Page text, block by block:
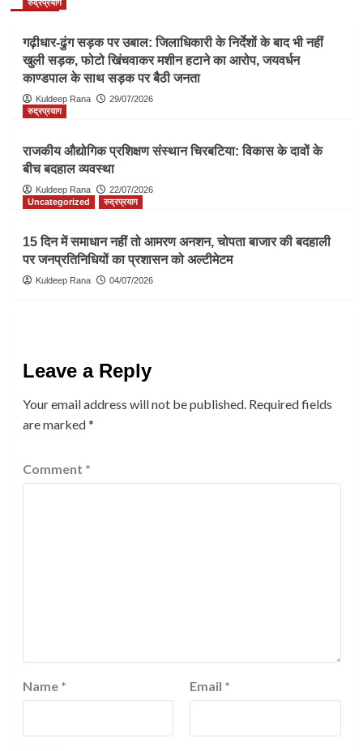
रुद्रप्रयाग
गढ़ीधार-ढुंग सड़क पर उबाल: जिलाधिकारी के निर्देशों के बाद भी नहीं
खुली सड़क, फोटो खिंचवाकर मशीन हटाने का आरोप, जयवर्धन
काण्डपाल के साथ सड़क पर बैठी जनता
Kuldeep Rana
29/07/2026
रुद्रप्रयाग
राजकीय औद्योगिक प्रशिक्षण संस्थान चिरबटिया: विकास के दावों के
बीच बदहाल व्यवस्था
Kuldeep Rana
22/07/2026
Uncategorized
रुद्रप्रयाग
15 दिन में समाधान नहीं तो आमरण अनशन, चोपता बाजार की बदहाली
पर जनप्रतिनिधियों का प्रशासन को अल्टीमेटम
Kuldeep Rana 04/07/2026
Leave a Reply
Your email address will not be published. Required fields
are marked*
Comment *
Name * Email *